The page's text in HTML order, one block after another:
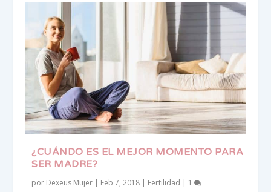
¿CUÁNDO ES EL MEJOR MOMENTO PARA
SER MADRE?
por Dexeus Mujer | Feb 7, 2018 | Fertilidad | 1